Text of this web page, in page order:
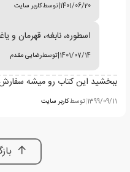
1401/06/20
|توسطکاربر سایت
اسطوره، نابغه، قهرمان و
1401/07/14
|توسطرضایی مقدم
ببخشید این کتاب رو میشه
1399/09/11
|توسطکاربر سایت